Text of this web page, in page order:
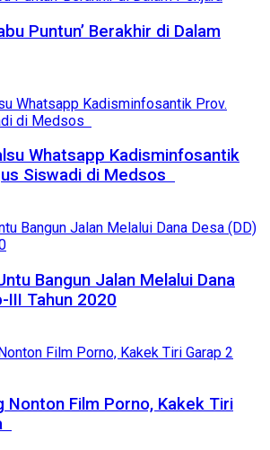
Puntun’ Berakhir di Dalam
Whatsapp Kadisminfosantik
Siswadi di Medsos
Bangun Jalan Melalui Dana
III Tahun 2020
Nonton Film Porno, Kakek Tiri